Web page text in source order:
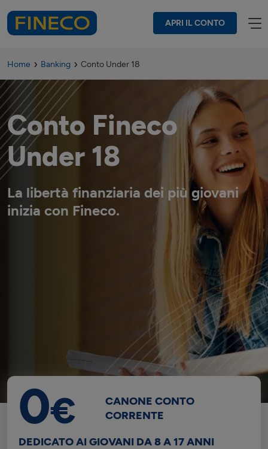
APRI IL CONTO
Home Banking Conto Under 18
Conto Fineco
Under 18
La libertà finanziaria dei più giovani
inizia con Fineco.
0€
CANONE CONTO
CORRENTE
DEDICATO AI GIOVANI DA 8 A 17 ANNI